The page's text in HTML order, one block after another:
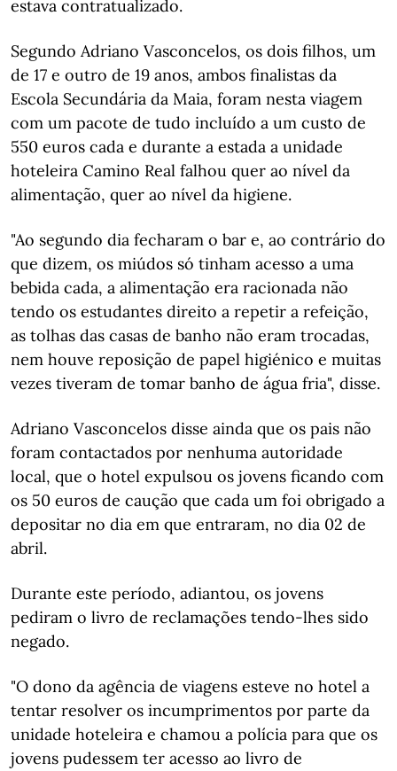
estava contratualizado.
Segundo Adriano Vasconcelos, os dois filhos, um
de 17 e outro de 19 anos, ambos finalistas da
Escola Secundária da Maia, foram nesta viagem
com um pacote de tudo incluído a um custo de
550 euros cada e durante a estada a unidade
hoteleira Camino Real falhou quer ao nível da
alimentação, quer ao nível da higiene.
"Ao segundo dia fecharam o bar e, ao contrário do
que dizem, os miúdos só tinham acesso a uma
bebida cada, a alimentação era racionada não
tendo os estudantes direito a repetir a refeição,
as tolhas das casas de banho não eram trocadas,
nem houve reposição de papel higiénico e muitas
vezes tiveram de tomar banho de água fria", disse.
Adriano Vasconcelos disse ainda que os pais não
foram contactados por nenhuma autoridade
local, que o hotel expulsou os jovens ficando com
os 50 euros de caução que cada um foi obrigado a
depositar no dia em que entraram, no dia 02 de
abril.
Durante este período, adiantou, os jovens
pediram o livro de reclamações tendo-lhes sido
negado.
"O dono da agência de viagens esteve no hotel a
tentar resolver os incumprimentos por parte da
unidade hoteleira e chamou a polícia para que os
jovens pudessem ter acesso ao livro de